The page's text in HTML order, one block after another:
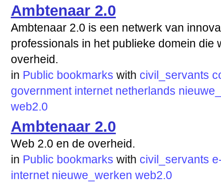
Ambtenaar 2.0
Ambtenaar 2.0 is een netwerk van
professionals in het publieke domein die
overheid.
in Public bookmarks with civil_servants
government internet netherlands
web2.0
Ambtenaar 2.0
Web 2.0 en de overheid.
in Public bookmarks with civil_servants
internet nieuwe_werken web2.0